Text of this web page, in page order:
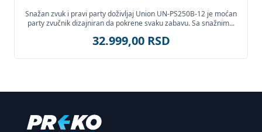
Snažan zvuk i pravi party doživljaj Union UN-PS250B-12 je moćan
party zvučnik dizajniran da pokrene svaku zabavu. Sa snažnim...
32.999,00 RSD